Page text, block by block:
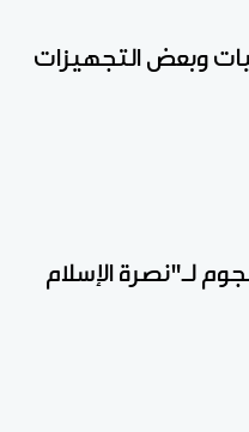
النيجر 4 مروحيات وبعض التجهيزات
في هجوم لـ"نصرة الإسلام